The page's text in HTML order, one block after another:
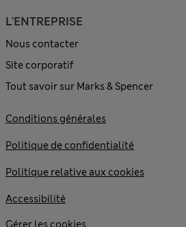
L'ENTREPRISE
Nous contacter
Site corporatif
Tout savoir sur Marks & Spencer
Conditions générales
Politique de confidentialité
Politique relative aux cookies
Accessibilité
Gérer les cookies